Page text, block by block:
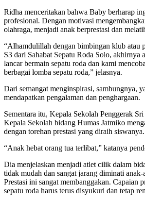
Ridha menceritakan bahwa Baby berharap
profesional. Dengan motivasi
olahraga, menjadi anak berprestasi dan
“Alhamdulillah dengan bimbingan klub atau
S3 dari Sahabat Sepatu Roda Solo, akhirnya
lancar bermain sepatu roda dan kami
berbagai lomba sepatu roda,” jelasnya.
Dari semangat menginspirasi, sambungnya,
mendapatkan pengalaman dan penghargaan.
Sementara itu, Kepala Sekolah Penggerak
Kepala Sekolah bidang Humas Jatmiko
dengan torehan prestasi yang diraih siswanya.
“Anak hebat orang tua terlibat,” katanya
Dia menjelaskan menjadi atlet cilik dalam
tidak mudah dan sangat jarang diminati
Prestasi ini sangat membanggakan. Capaian
sepatu roda harus terus disyukuri dan tetap